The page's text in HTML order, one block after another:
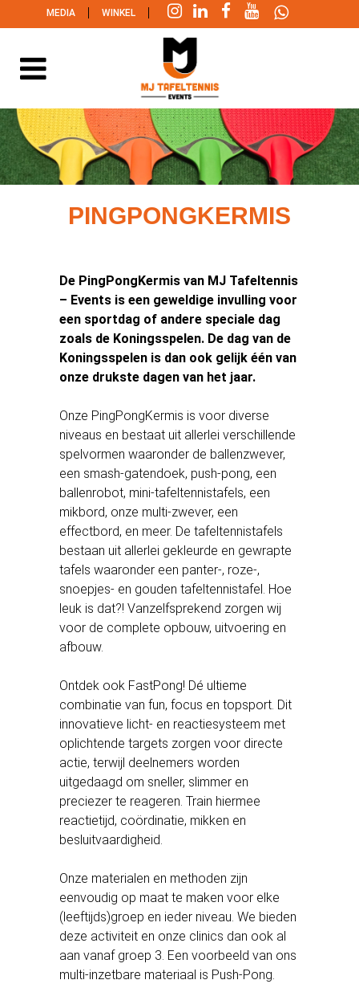
MEDIA | WINKEL |
PINGPONGKERMIS
De PingPongKermis van MJ Tafeltennis
– Events is een geweldige invulling voor
een sportdag of andere speciale dag
zoals de Koningsspelen. De dag van de
Koningsspelen is dan ook gelijk één van
onze drukste dagen van het jaar.
Onze PingPongKermis is voor diverse
niveaus en bestaat uit allerlei verschillende
spelvormen waaronder de ballenzwever,
een smash-gatendoek, push-pong, een
ballenrobot, mini-tafeltennistafels, een
mikbord, onze multi-zwever, een
effectbord, en meer. De tafeltennistafels
bestaan uit allerlei gekleurde en gewrapte
tafels waaronder een panter-, roze-,
snoepjes- en gouden tafeltennistafel. Hoe
leuk is dat?! Vanzelfsprekend zorgen wij
voor de complete opbouw, uitvoering en
afbouw.
Ontdek ook FastPong! Dé ultieme
combinatie van fun, focus en topsport. Dit
innovatieve licht- en reactiesysteem met
oplichtende targets zorgen voor directe
actie, terwijl deelnemers worden
uitgedaagd om sneller, slimmer en
preciezer te reageren. Train hiermee
reactietijd, coördinatie, mikken en
besluitvaardigheid.
Onze materialen en methoden zijn
eenvoudig op maat te maken voor elke
(leeftijds)groep en ieder niveau. We bieden
deze activiteit en onze clinics dan ook al
aan vanaf groep 3. Een voorbeeld van ons
multi-inzetbare materiaal is Push-Pong.